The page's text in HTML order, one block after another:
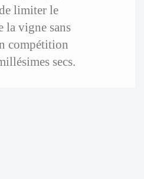
limiter le
la vigne sans
compétition
secs.